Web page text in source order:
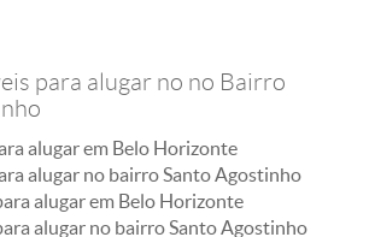
para alugar no no Bairro
alugar em Belo Horizonte
alugar no bairro Santo Agostinho
alugar em Belo Horizonte
alugar no bairro Santo Agostinho